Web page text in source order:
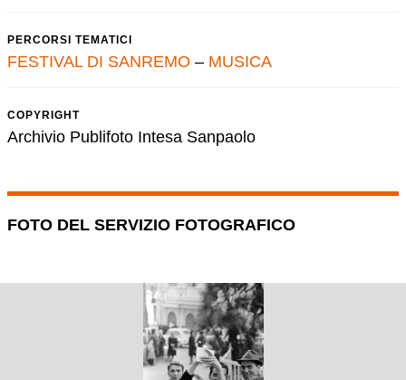
PERCORSI TEMATICI
FESTIVAL DI SANREMO – MUSICA
COPYRIGHT
Archivio Publifoto Intesa Sanpaolo
FOTO DEL SERVIZIO FOTOGRAFICO